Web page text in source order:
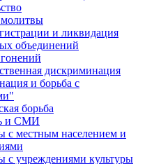
и ликвидация
объединений
дискриминация
и борьба с
борьба
и СМИ
с местным населением и
с учреждениями культуры